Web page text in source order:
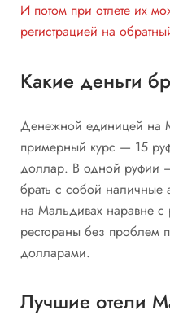
И потом при отлете их
регистрацией на
Какие деньги
Денежной единицей на
примерный курс — 15
доллар. В одной руфии
брать с собой
на Мальдивах наравне
рестораны без проблем
долларами.
Лучшие отели